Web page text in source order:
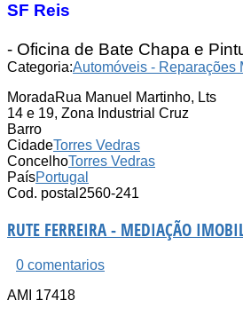
SF Reis
- Oficina de Bate Chapa e
Categoria:Automóveis - Reparações
MoradaRua Manuel Martinho, Lts
14 e 19, Zona Industrial Cruz
Barro
CidadeTorres Vedras
ConcelhoTorres Vedras
PaísPortugal
Cod. postal 2560-241
RUTE FERREIRA - MEDIAÇÃO
0 comentarios
AMI 17418